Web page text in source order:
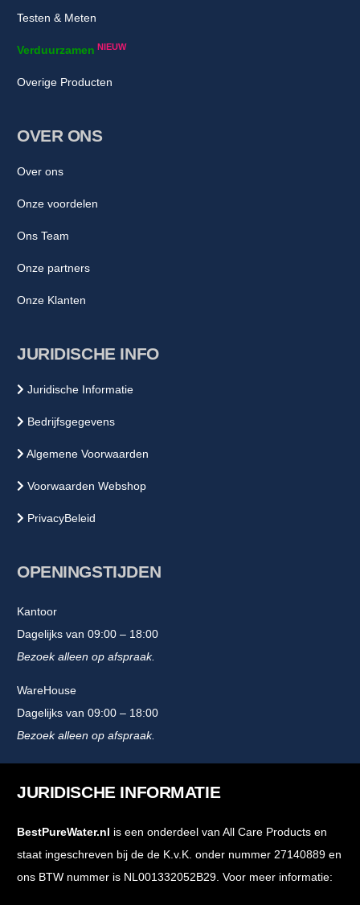
Testen & Meten
Verduurzamen NIEUW
Overige Producten
OVER ONS
Over ons
Onze voordelen
Ons Team
Onze partners
Onze Klanten
JURIDISCHE INFO
Juridische Informatie
Bedrijfsgegevens
Algemene Voorwaarden
Voorwaarden Webshop
PrivacyBeleid
OPENINGSTIJDEN
Kantoor
Dagelijks van 09:00 – 18:00
Bezoek alleen op afspraak.
WareHouse
Dagelijks van 09:00 – 18:00
Bezoek alleen op afspraak.
JURIDISCHE INFORMATIE
BestPureWater.nl is een onderdeel van All Care Products en
staat ingeschreven bij de de K.v.K. onder nummer 27140889 en
ons BTW nummer is NL001332052B29. Voor meer informatie: